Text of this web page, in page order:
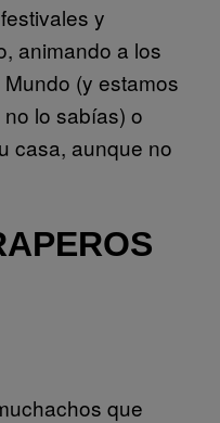
y
animando a los
(y estamos
lo sabías) o
casa, aunque no
que